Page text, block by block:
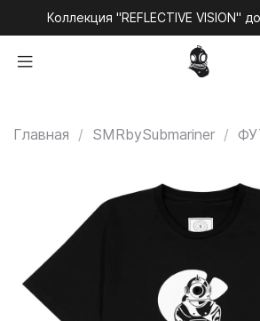
Коллекция "REFLECTIVE VISION"
Главная SMRbySubmariner